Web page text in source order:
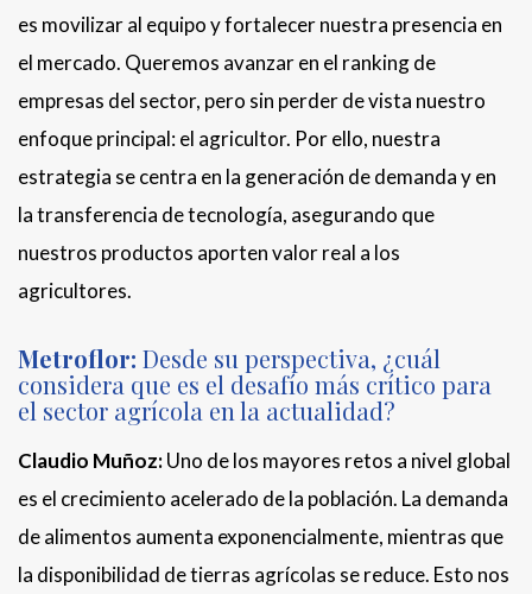
es movilizar al equipo y fortalecer nuestra presencia en
el mercado. Queremos avanzar en el ranking de
empresas del sector, pero sin perder de vista nuestro
enfoque principal: el agricultor. Por ello, nuestra
estrategia se centra en la generación de demanda y en
la transferencia de tecnología, asegurando que
nuestros productos aporten valor real a los
agricultores.
Metroflor: Desde su perspectiva, ¿cuál
considera que es el desafío más crítico para
el sector agrícola en la actualidad?
Claudio Muñoz:Uno de los mayores retos a nivel global
es el crecimiento acelerado de la población. La demanda
de alimentos aumenta exponencialmente, mientras que
la disponibilidad de tierras agrícolas se reduce. Esto nos